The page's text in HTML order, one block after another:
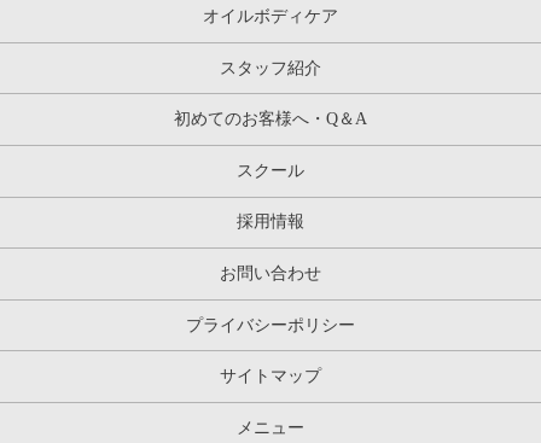
オイルボディケア
スタッフ紹介
初めてのお客様へ・Q＆A
スクール
採用情報
お問い合わせ
プライバシーポリシー
サイトマップ
メニュー